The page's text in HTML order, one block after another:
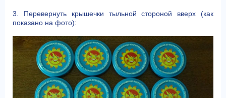
3. Перевернуть крышечки тыльной стороной вверх (как
показано на фото):